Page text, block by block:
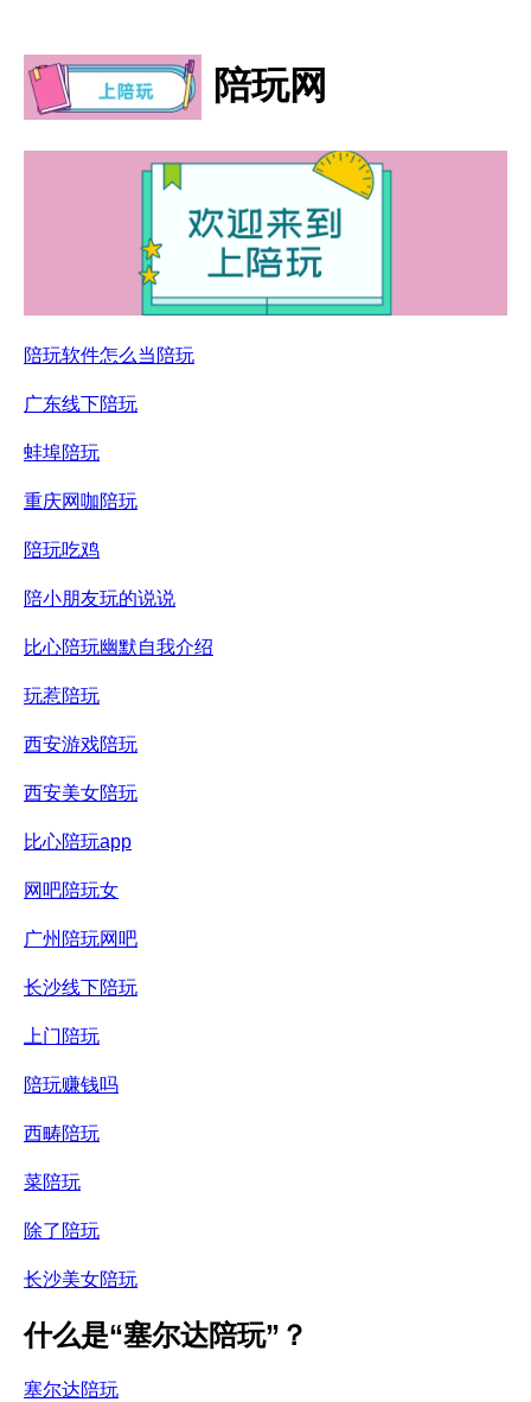
陪玩网
陪玩软件怎么当陪玩
广东线下陪玩
蚌埠陪玩
重庆网咖陪玩
陪玩吃鸡
陪小朋友玩的说说
比心陪玩幽默自我介绍
玩惹陪玩
西安游戏陪玩
西安美女陪玩
比心陪玩app
网吧陪玩女
广州陪玩网吧
长沙线下陪玩
上门陪玩
陪玩赚钱吗
西畴陪玩
菜陪玩
除了陪玩
长沙美女陪玩
什么是“塞尔达陪玩”？
塞尔达陪玩